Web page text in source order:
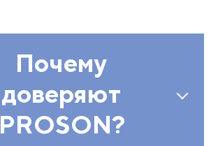
Почему
доверяют
PROSON?